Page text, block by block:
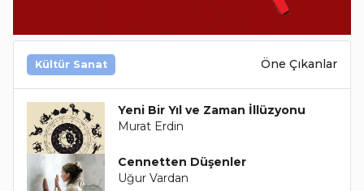
Kültür Sanat Öne Çıkanlar
Yeni Bir Yıl ve Zaman İllüzyonu
Murat Erdin
Cennetten Düşenler
Uğur Vardan